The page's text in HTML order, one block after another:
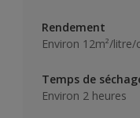
Rendement
Environ 12m²/litre/
Temps de
Environ 2 heures